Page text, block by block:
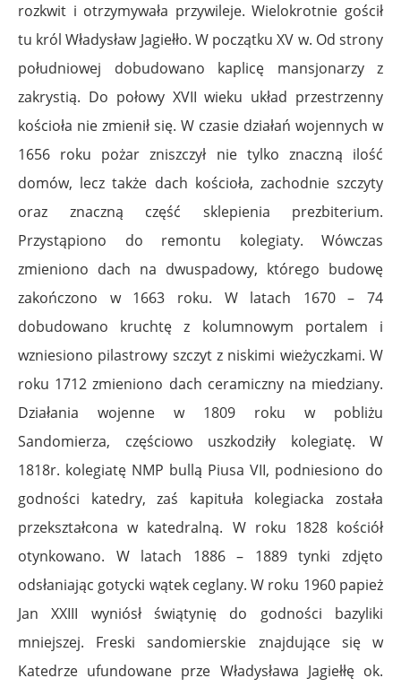
rozkwit i otrzymywała przywileje. Wielokrotnie gościł
tu król Władysław Jagiełło. W początku XV w. Od strony
południowej dobudowano kaplicę mansjonarzy z
zakrystią. Do połowy XVII wieku układ przestrzenny
kościoła nie zmienił się. W czasie działań wojennych w
1656 roku pożar zniszczył nie tylko znaczną ilość
domów, lecz także dach kościoła, zachodnie szczyty
oraz znaczną część sklepienia prezbiterium.
Przystąpiono do remontu kolegiaty. Wówczas
zmieniono dach na dwuspadowy, którego budowę
zakończono w 1663 roku. W latach 1670 – 74
dobudowano kruchtę z kolumnowym portalem i
wzniesiono pilastrowy szczyt z niskimi wieżyczkami. W
roku 1712 zmieniono dach ceramiczny na miedziany.
Działania wojenne w 1809 roku w pobliżu
Sandomierza, częściowo uszkodziły kolegiatę. W
1818r. kolegiatę NMP bullą Piusa VII, podniesiono do
godności katedry, zaś kapituła kolegiacka została
przekształcona w katedralną. W roku 1828 kościół
otynkowano. W latach 1886 – 1889 tynki zdjęto
odsłaniając gotycki wątek ceglany. W roku 1960 papież
Jan XXIII wyniósł świątynię do godności bazyliki
mniejszej. Freski sandomierskie znajdujące się w
Katedrze ufundowane prze Władysława Jagiełłę ok.